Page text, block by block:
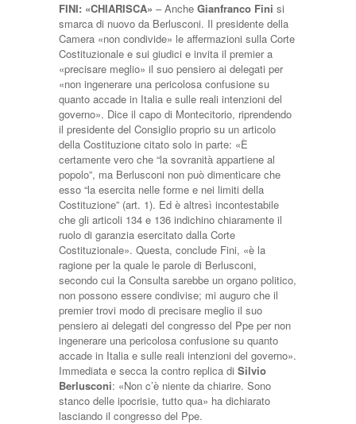
FINI: «CHIARISCA» – Anche Gianfranco Fini si
smarca di nuovo da Berlusconi. Il presidente della
Camera «non condivide» le affermazioni sulla Corte
Costituzionale e sui giudici e invita il premier a
«precisare meglio» il suo pensiero ai delegati per
«non ingenerare una pericolosa confusione su
quanto accade in Italia e sulle reali intenzioni del
governo». Dice il capo di Montecitorio, riprendendo
il presidente del Consiglio proprio su un articolo
della Costituzione citato solo in parte: «È
certamente vero che “la sovranità appartiene al
popolo”, ma Berlusconi non può dimenticare che
esso “la esercita nelle forme e nei limiti della
Costituzione” (art. 1). Ed è altresì incontestabile
che gli articoli 134 e 136 indichino chiaramente il
ruolo di garanzia esercitato dalla Corte
Costituzionale». Questa, conclude Fini, «è la
ragione per la quale le parole di Berlusconi,
secondo cui la Consulta sarebbe un organo politico,
non possono essere condivise; mi auguro che il
premier trovi modo di precisare meglio il suo
pensiero ai delegati del congresso del Ppe per non
ingenerare una pericolosa confusione su quanto
accade in Italia e sulle reali intenzioni del governo».
Immediata e secca la contro replica di Silvio
Berlusconi: «Non c’è niente da chiarire. Sono
stanco delle ipocrisie, tutto qua» ha dichiarato
lasciando il congresso del Ppe.